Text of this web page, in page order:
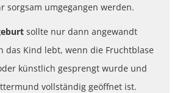
sorgsam umgegangen werden.
sollte nur dann angewandt
das Kind lebt, wenn die Fruchtblase
künstlich gesprengt wurde und
vollständig geöffnet ist.